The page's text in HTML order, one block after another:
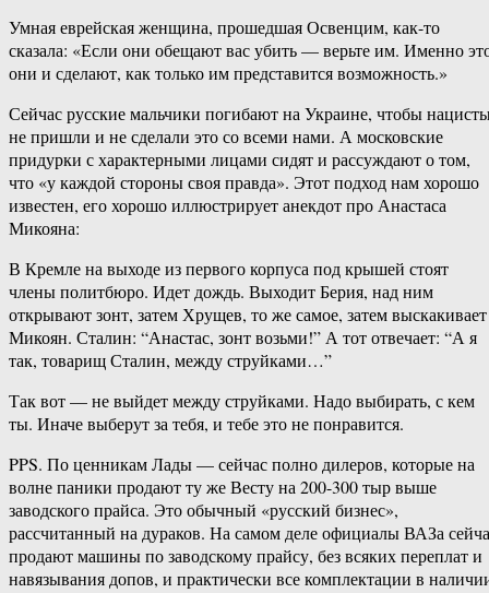
Умная еврейская женщина, прошедшая Освенцим, как-то
сказала: «Если они обещают вас убить — верьте им. Именно
они и сделают, как только им представится возможность.»
Сейчас русские мальчики погибают на Украине, чтобы
не пришли и не сделали это со всеми нами. А московские
придурки с характерными лицами сидят и рассуждают о том,
что «у каждой стороны своя правда». Этот подход нам хорошо
известен, его хорошо иллюстрирует анекдот про Анастаса
Микояна:
В Кремле на выходе из первого корпуса под крышей стоят
члены политбюро. Идет дождь. Выходит Берия, над ним
открывают зонт, затем Хрущев, то же самое, затем выскакивает
Микоян. Сталин: “Анастас, зонт возьми!” А тот отвечает: “А я
так, товарищ Сталин, между струйками…”
Так вот — не выйдет между струйками. Надо выбирать, с кем
ты. Иначе выберут за тебя, и тебе это не понравится.
PPS. По ценникам Лады — сейчас полно дилеров, которые на
волне паники продают ту же Весту на 200-300 тыр выше
заводского прайса. Это обычный «русский бизнес»,
рассчитанный на дураков. На самом деле официалы ВАЗа
продают машины по заводскому прайсу, без всяких переплат и
навязывания допов, и практически все комплектации в